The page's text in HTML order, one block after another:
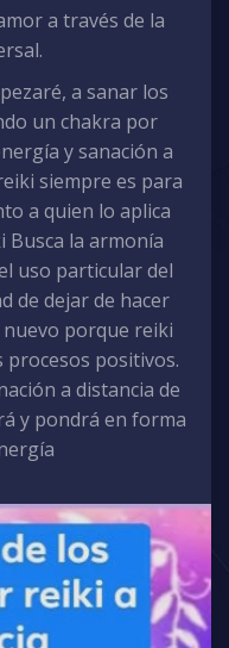
a través de la
a sanar los
un chakra por
y sanación a
siempre es para
a quien lo aplica
Busca la armonía
uso particular del
de dejar de hacer
porque reiki
positivos.
a distancia de
y pondrá en forma